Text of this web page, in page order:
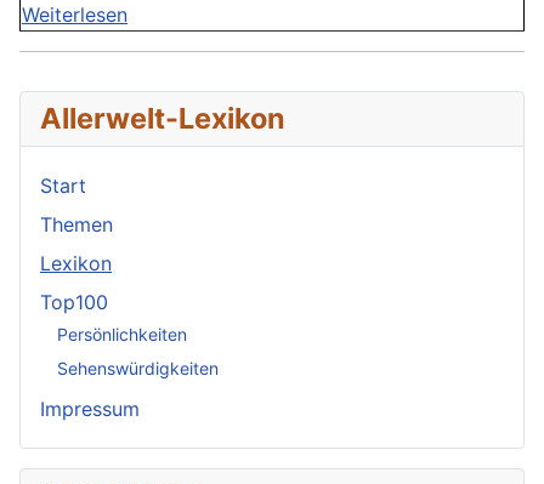
Weiterlesen
Allerwelt-Lexikon
Start
Themen
Lexikon
Top100
Persönlichkeiten
Sehenswürdigkeiten
Impressum